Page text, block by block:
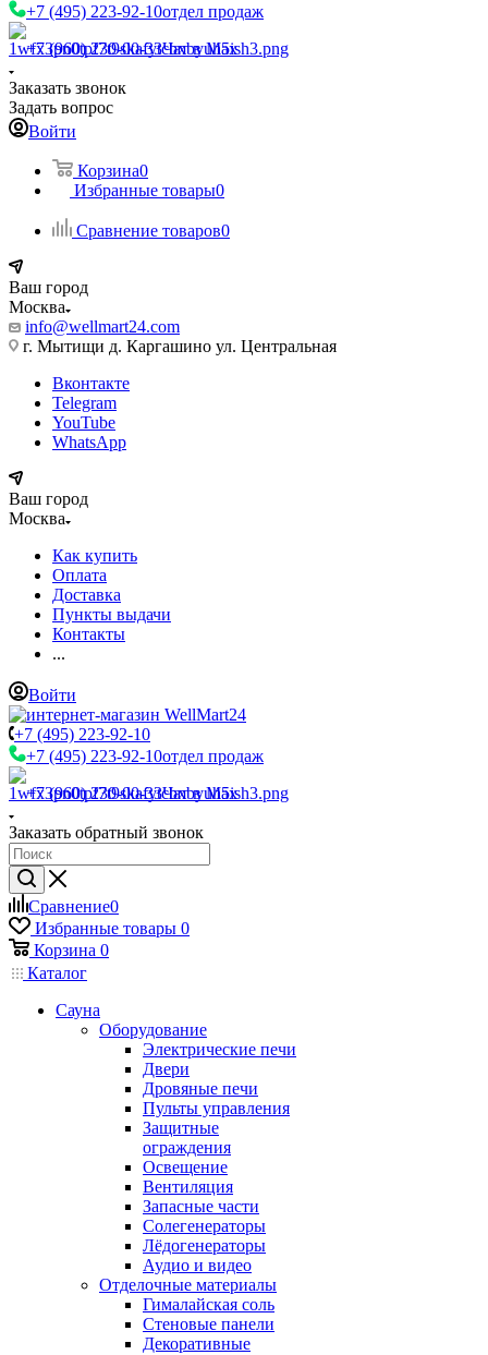
+7 (495) 223-92-10отдел продаж
+7 (960) 230-00-33Чат в Max
Заказать звонок
Задать вопрос
Войти
Корзина0
Избранные товары0
Сравнение товаров0
Ваш город
Москва
info@wellmart24.com
г. Мытищи д. Каргашино ул. Центральная
Вконтакте
Telegram
YouTube
WhatsApp
Ваш город
Москва
Как купить
Оплата
Доставка
Пункты выдачи
Контакты
...
Войти
+7 (495) 223-92-10
+7 (495) 223-92-10отдел продаж
+7 (960) 230-00-33Чат в Max
Заказать обратный звонок
Сравнение0
Избранные товары 0
Корзина 0
Каталог
Сауна
Оборудование
Электрические печи
Двери
Дровяные печи
Пульты управления
Защитные
ограждения
Освещение
Вентиляция
Запасные части
Солегенераторы
Лёдогенераторы
Аудио и видео
Отделочные материалы
Гималайская соль
Стеновые панели
Декоративные